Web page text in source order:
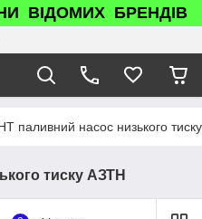
ВІДОМИХ БРЕНДІВ
паливний насос низького
тиску АЗТН